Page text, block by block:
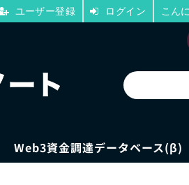
Web3資金調達データベース(β)
ユーザー登録 ログイン こん